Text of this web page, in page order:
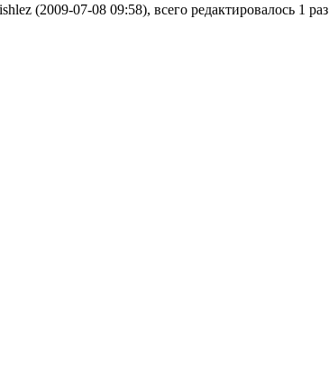
(2009-07-08 09:58), всего редактировалось 1 раз